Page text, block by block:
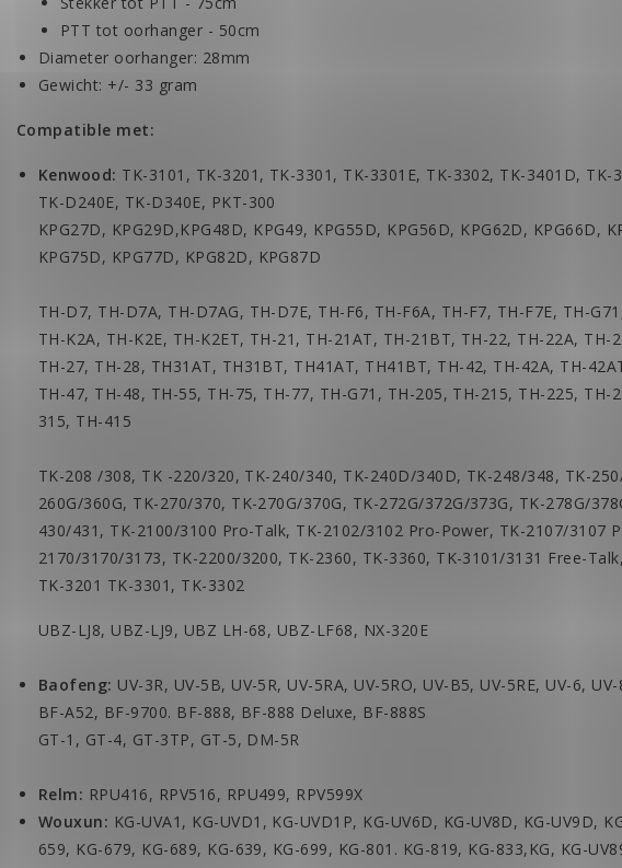
PTT tot oorhanger - 50cm
Diameter oorhanger: 28mm
Gewicht: +/- 33 gram
Compatible met:
Kenwood: TK-3101, TK-3201, TK-3301, TK-3301E, TK-3302, TK-3401D, TK-
TK-D240E, TK-D340E, PKT-300
KPG27D, KPG29D,KPG48D, KPG49, KPG55D, KPG56D, KPG62D, KPG66D,
KPG75D, KPG77D, KPG82D, KPG87D
TH-D7, TH-D7A, TH-D7AG, TH-D7E, TH-F6, TH-F6A, TH-F7, TH-F7E, TH-
TH-K2A, TH-K2E, TH-K2ET, TH-21, TH-21AT, TH-21BT, TH-22, TH-22A, TH-
TH-27, TH-28, TH31AT, TH31BT, TH41AT, TH41BT, TH-42, TH-42A, TH-
TH-47, TH-48, TH-55, TH-75, TH-77, TH-G71, TH-205, TH-215, TH-225, TH-
315, TH-415
TK-208 /308, TK -220/320, TK-240/340, TK-240D/340D, TK-248/348, TK-
260G/360G, TK-270/370, TK-270G/370G, TK-272G/372G/373G, TK-278G/
430/431, TK-2100/3100 Pro-Talk, TK-2102/3102 Pro-Power, TK-2107/3107
2170/3170/3173, TK-2200/3200, TK-2360, TK-3360, TK-3101/3131 Free-
TK-3201 TK-3301, TK-3302
UBZ-LJ8, UBZ-LJ9, UBZ LH-68, UBZ-LF68, NX-320E
Baofeng: UV-3R, UV-5B, UV-5R, UV-5RA, UV-5RO, UV-B5, UV-5RE, UV-6,
BF-A52, BF-9700. BF-888, BF-888 Deluxe, BF-888S
GT-1, GT-4, GT-3TP, GT-5, DM-5R
Relm: RPU416, RPV516, RPU499, RPV599X
Wouxun: KG-UVA1, KG-UVD1, KG-UVD1P, KG-UV6D, KG-UV8D, KG-UV9D,
659, KG-679, KG-689, KG-639, KG-699, KG-801. KG-819, KG-833,KG, KG-